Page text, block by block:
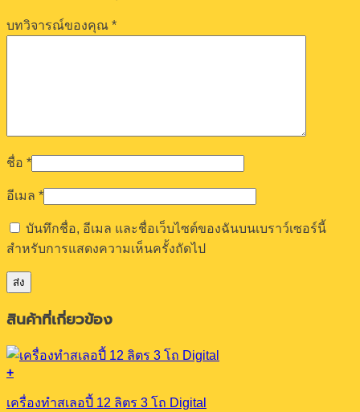
บทวิจารณ์ของคุณ *
ชื่อ *
อีเมล *
บันทึกชื่อ, อีเมล และชื่อเว็บไซต์ของฉันบนเบราว์เซอร์นี้
สำหรับการแสดงความเห็นครั้งถัดไป
สินค้าที่เกี่ยวข้อง
+
เครื่องทำสเลอปี้ 12 ลิตร 3 โถ Digital